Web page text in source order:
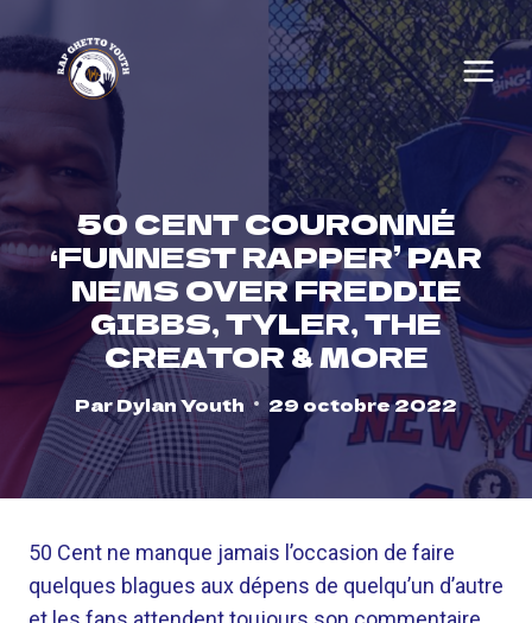
to
content
50 CENT COURONNÉ
‘FUNNEST RAPPER’ PAR
NEMS OVER FREDDIE
GIBBS, TYLER, THE
CREATOR & MORE
ParDylan Youth 29 octobre 2022
50 Cent ne manque jamais l’occasion de faire
quelques blagues aux dépens de quelqu’un d’autre